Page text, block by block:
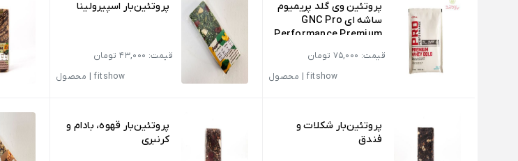
پروتئین وی گلد پریمیوم
ساشه ای GNC Pro
Performance Premium
قیمت: 75,000 تومان
fitshow
محصول
پروتئین‌بار اسپیرولینا
قیمت: 43,000 تومان
fitshow
محصول
پروتئین‌بار شکلات و
فندق
پروتئین‌بار قهوه‌، بادام و
کرنبری